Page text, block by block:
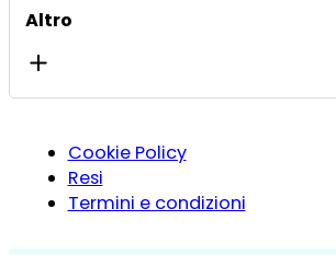
Altro
Cookie Policy
Resi
Termini e condizioni